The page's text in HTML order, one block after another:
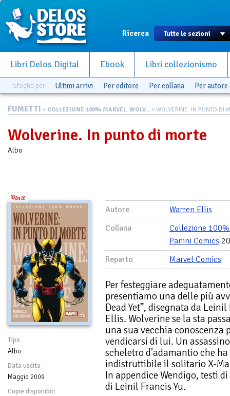
Ricerca
Libri Delos Digital Ebook Libri collezionismo
Sfoglia per Ultimi arrivi Per editore Per collana Per autore
FUMETTI > COLLEZIONE 100% MARVEL. WOLV... > WOLVERINE. IN PUNTO DI
Wolverine. In punto di morte
Albo
Tipo
Albo
Data uscita
Maggio 2009
Copie disponibili
Autore
Warren Ellis
Collana
Collezione
Panini Comics
Reparto
Marvel Comics
Per festeggiare
presentiamo una delle più
Dead Yet”, disegnata da
Ellis. Wolverine se la sta
una sua vecchia
vendicarsi di lui. Un
scheletro d’adamantio che
indistruttibile il solitario X-
In appendice Wendigo, testi
di Leinil Francis Yu.